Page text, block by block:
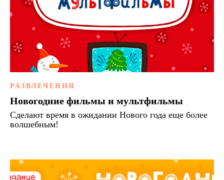
РАЗВЛЕЧЕНИЯ
Новогодние фильмы и мультфильмы
Сделают время в ожидании Нового года еще более
волшебным!